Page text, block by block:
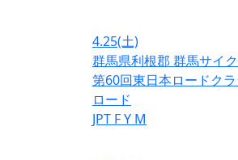
4.25(土)
群馬県利根郡 群馬サイ
第60回東日本ロードク
ロード
JPT FY M